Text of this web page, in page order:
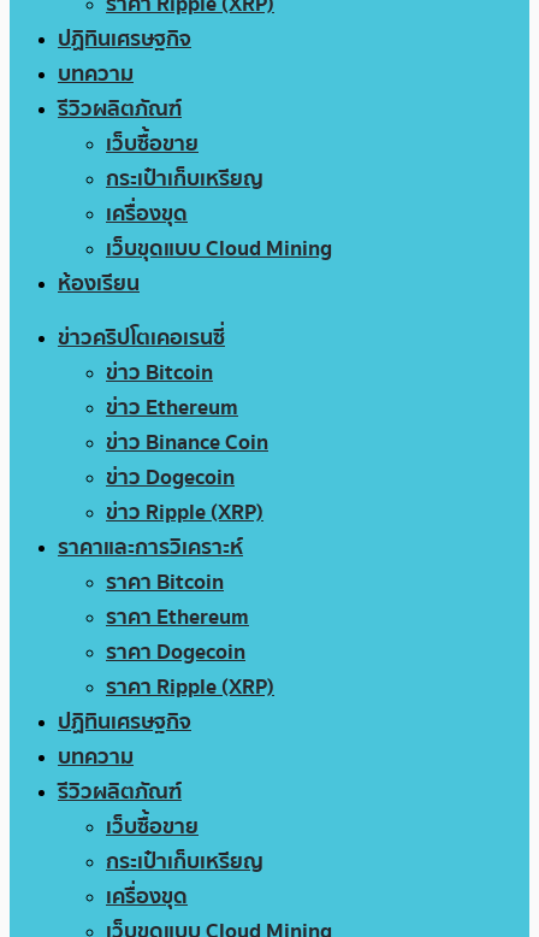
ปฏิทินเศรษฐกิจ
บทความ
รีวิวผลิตภัณฑ์
เว็บซื้อขาย
กระเป๋าเก็บเหรียญ
เครื่องขุด
เว็บขุดแบบ Cloud Mining
ห้องเรียน
ข่าวคริปโตเคอเรนซี่
ข่าว Bitcoin
ข่าว Ethereum
ข่าว Binance Coin
ข่าว Dogecoin
ข่าว Ripple (XRP)
ราคาและการวิเคราะห์
ราคา Bitcoin
ราคา Ethereum
ราคา Dogecoin
ราคา Ripple (XRP)
ปฏิทินเศรษฐกิจ
บทความ
รีวิวผลิตภัณฑ์
เว็บซื้อขาย
กระเป๋าเก็บเหรียญ
เครื่องขุด